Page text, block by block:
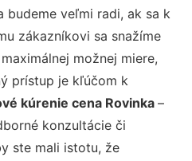
budeme veľmi radi, ak sa k
zákazníkovi sa snažíme
možnej miere,
prístup je kľúčom k
kúrenie cena Rovinka –
konzultácie či
ste mali istotu, že